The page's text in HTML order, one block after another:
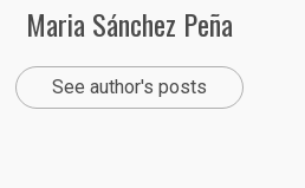
Maria Sánchez Peña
See author's posts